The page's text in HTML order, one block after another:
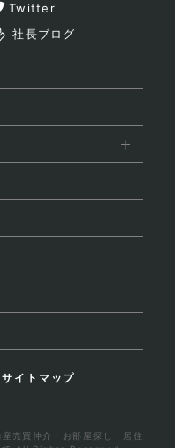
Twitter
社長ブログ
サイトマップ
売買仲介・お部屋探し・居住